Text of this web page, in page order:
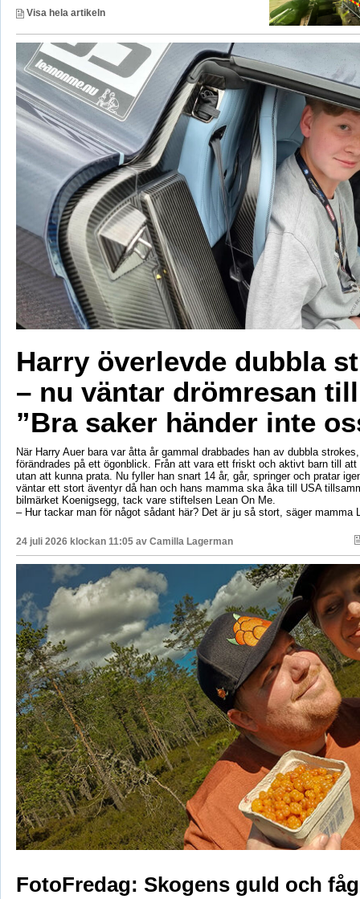
Visa hela artikeln
Harry överlevde dubbla
– nu väntar drömresan
”Bra saker händer inte
När Harry Auer bara var åtta år gammal drabbades han av dubbla
förändrades på ett ögonblick. Från att vara ett friskt och aktivt barn till
utan att kunna prata. Nu fyller han snart 14 år, går, springer och pratar
väntar ett stort äventyr då han och hans mamma ska åka till USA
bilmärket Koenigsegg, tack vare stiftelsen Lean On Me.
– Hur tackar man för något sådant här? Det är ju så stort, säger mamma
24 juli 2026 klockan 11:05 av Camilla Lagerman
FotoFredag: Skogens guld och